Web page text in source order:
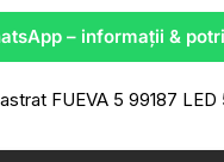
– informații &
FUEVA 5 99187